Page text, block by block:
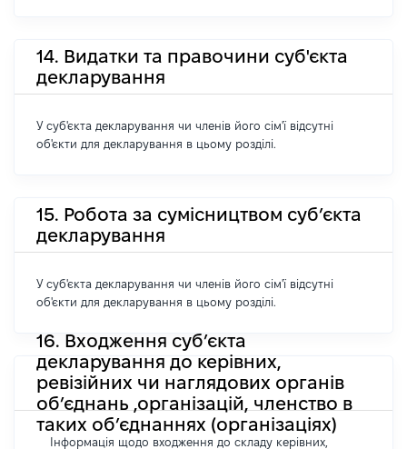
14. Видатки та правочини суб'єкта
декларування
У суб'єкта декларування чи членів його сім'ї відсутні
об'єкти для декларування в цьому розділі.
15. Робота за сумісництвом суб’єкта
декларування
У суб'єкта декларування чи членів його сім'ї відсутні
об'єкти для декларування в цьому розділі.
16. Входження суб’єкта
декларування до керівних,
ревізійних чи наглядових органів
об’єднань ,організацій, членство в
таких об’єднаннях (організаціях)
Інформація щодо входження до складу керівних,